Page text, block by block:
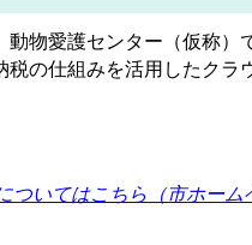
物愛護センター（仮称）
の仕組みを活用したクラ
いてはこちら（市ホーム